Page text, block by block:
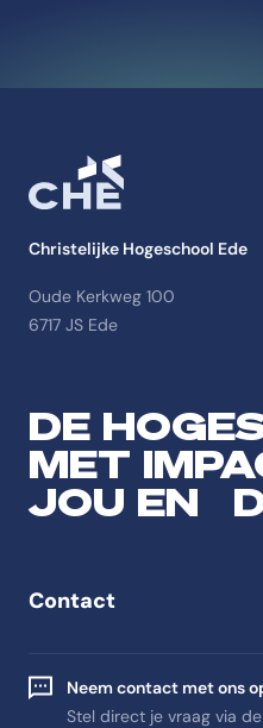
Christelijke Hogeschool Ede
Oude Kerkweg 100
6717 JS Ede
DE
MET
JOU EN
Contact
Neem contact met ons
Stel direct je vraag via